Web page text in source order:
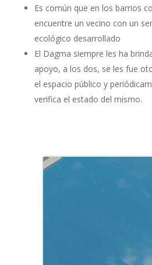
Es común que en los barrios
encuentre un vecino con un
ecológico desarrollado
El Dagma siempre les ha
apoyo, a los dos, se les fue
el espacio público y
verifica el estado del mismo.